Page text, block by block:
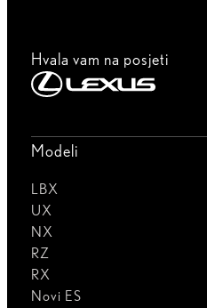
Hvala vam na posjeti
Modeli
LBX
UX
NX
RZ
RX
Novi ES